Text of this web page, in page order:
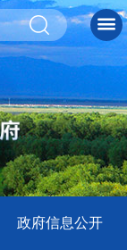
政府信息公开